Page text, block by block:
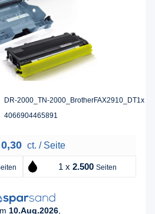
DR-2000_TN-2000_BrotherFAX2910_DT1x
4066904465891
0,30 ct. / Seite
1 x 2.500 Seiten
10.Aug.2026